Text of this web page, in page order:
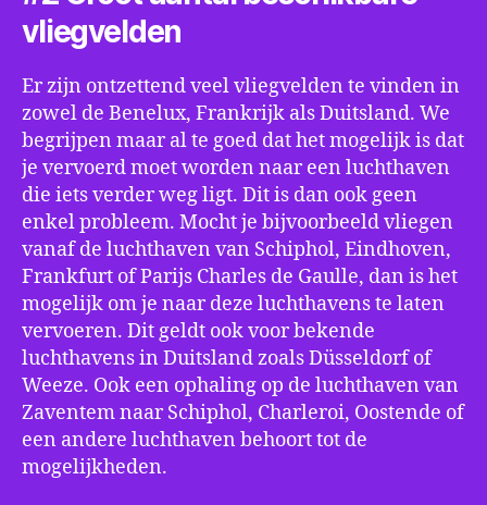
vliegvelden
Er zijn ontzettend veel vliegvelden te vinden in
zowel de Benelux, Frankrijk als Duitsland. We
begrijpen maar al te goed dat het mogelijk is dat
je vervoerd moet worden naar een luchthaven
die iets verder weg ligt. Dit is dan ook geen
enkel probleem. Mocht je bijvoorbeeld vliegen
vanaf de luchthaven van Schiphol, Eindhoven,
Frankfurt of Parijs Charles de Gaulle, dan is het
mogelijk om je naar deze luchthavens te laten
vervoeren. Dit geldt ook voor bekende
luchthavens in Duitsland zoals Düsseldorf of
Weeze. Ook een ophaling op de luchthaven van
Zaventem naar Schiphol, Charleroi, Oostende of
een andere luchthaven behoort tot de
mogelijkheden.